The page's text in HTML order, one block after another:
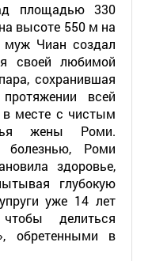
площадью 330
высоте 550 м на
муж Чиан создал
своей любимой
сохранившая
всей
в месте с чистым
жены Роми.
болезнью, Роми
здоровье,
глубокую
уже 14 лет
делиться
обретенными в